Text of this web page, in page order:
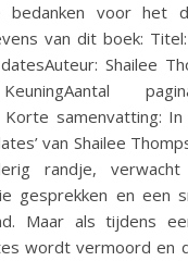
voor het
van dit boek:
Shailee
samenvatting: In
van Shailee
randje, verwacht
gesprekken en een
Maar als tijdens
wordt vermoord en